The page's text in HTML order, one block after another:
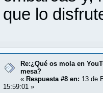
que lo
Re:¿Qué os mola en
mesa?
« Respuesta #8 en: 13 de
15:59:01 »